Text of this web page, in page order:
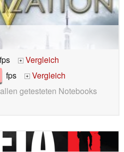
fps +
Vergleich
fps +
Vergleich
getesteten Notebooks